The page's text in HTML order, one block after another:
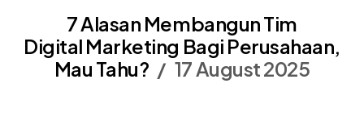
7 Alasan Membangun Tim
Digital Marketing Bagi Perusahaan,
Mau Tahu?
17 August 2025